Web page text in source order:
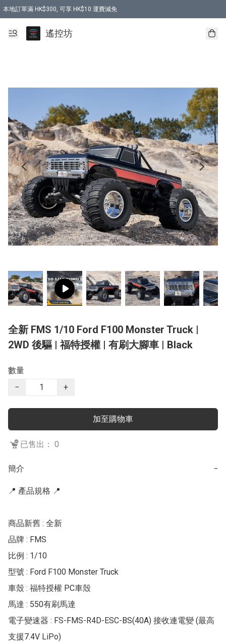
本地訂單滿 HK$300, 可享 HK$10 運費減免
購買 7.6V 6500mah 70C 電池 送 7.6V USB充電器
遙控坊
全新 FMS 1/10 Ford F100 Monster Truck |
2WD 後驅 | 福特授權 | 有刷大腳車 | Black
數量
−
+
加至購物車
已售出： 0
簡介 −
📍 產品規格 📍
商品新舊 : 全新
品牌 : FMS
比例 : 1/10
型號 : Ford F100 Monster Truck
車殼 : 福特授權 PC車殼
馬達 : 550有刷馬達
電子變速器 : FS-FMS-R4D-ESC-BS(40A) 接收連電變 (最高
支援7.4V LiPo)